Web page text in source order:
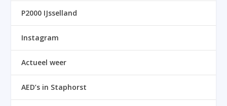
P2000 IJsselland
Instagram
Actueel weer
AED’s in Staphorst